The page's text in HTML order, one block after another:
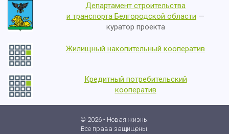
Департамент строительства
и транспорта Белгородской области —
куратор проекта
Жилищный накопительный кооператив
Кредитный потребительский
кооператив
© 2026 - Новая жизнь.
Все права защищены.